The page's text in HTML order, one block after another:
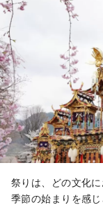
祭りは、どの文化
季節の始まりを感じ